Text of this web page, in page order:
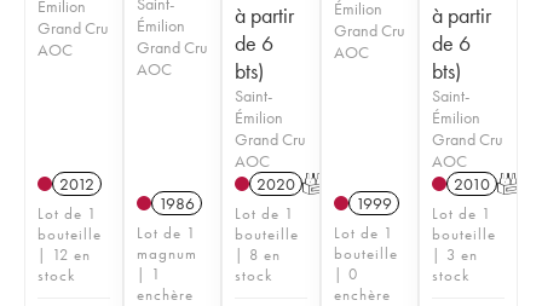
Émilion
Grand Cru
AOC
2012
Lot de 1
bouteille
| 12 en
stock
Émilion
Grand Cru
AOC
1986
Lot de 1
magnum
| 1
enchère
à partir
de 6
bts)
Saint-
Émilion
Grand Cru
AOC
2020 T
Lot de 1
bouteille
| 8 en
stock
Émilion
Grand Cru
AOC
1999
Lot de 1
bouteille
| 0
enchère
à partir
de 6
bts)
Saint-
Émilion
Grand Cru
AOC
2010 T
Lot de 1
bouteille
| 3 en
stock